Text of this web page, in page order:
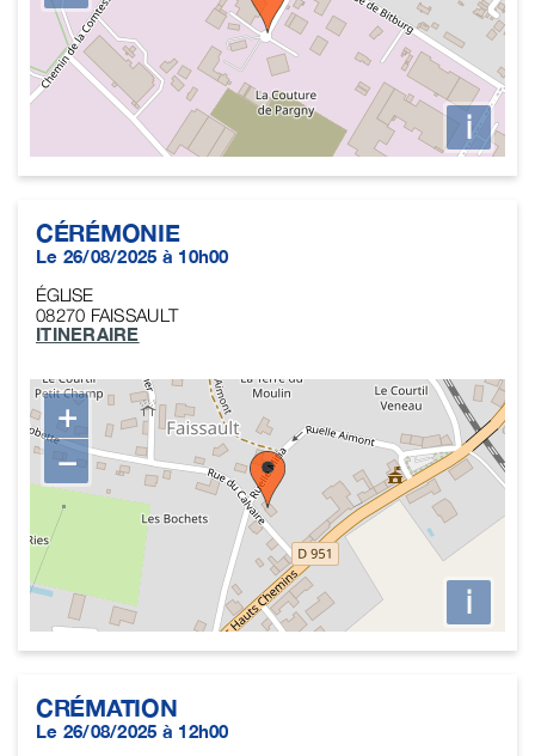
i
CÉRÉMONIE
Le 26/08/2025 à 10h00
ÉGLISE
08270 FAISSAULT
ITINERAIRE
+
−
i
CRÉMATION
Le 26/08/2025 à 12h00